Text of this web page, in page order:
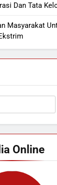
Dan Tata
Masyarakat
Online